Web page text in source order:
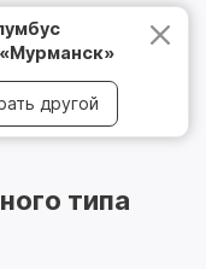
«Мурманск»
другой
8 800 500 05 15
типа